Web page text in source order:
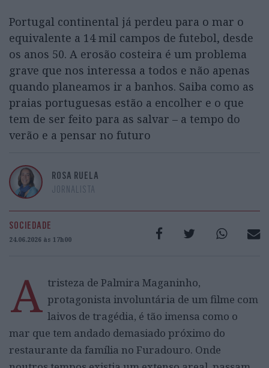
Portugal continental já perdeu para o mar o
equivalente a 14 mil campos de futebol, desde
os anos 50. A erosão costeira é um problema
grave que nos interessa a todos e não apenas
quando planeamos ir a banhos. Saiba como as
praias portuguesas estão a encolher e o que
tem de ser feito para as salvar – a tempo do
verão e a pensar no futuro
ROSA RUELA
JORNALISTA
SOCIEDADE
24.06.2026 às 17h00
A tristeza de Palmira Maganinho,
protagonista involuntária de um filme com
laivos de tragédia, é tão imensa como o
mar que tem andado demasiado próximo do
restaurante da família no Furadouro. Onde